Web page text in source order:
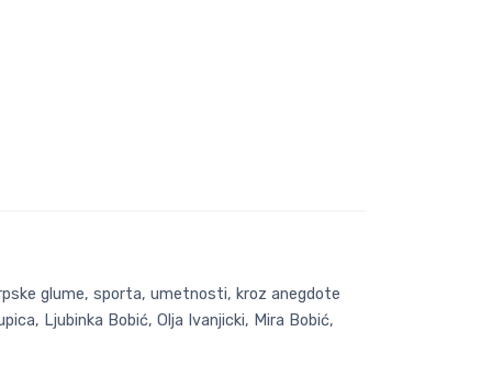
glume, sporta, umetnosti, kroz anegdote
Ljubinka Bobić, Olja Ivanjicki, Mira Bobić,